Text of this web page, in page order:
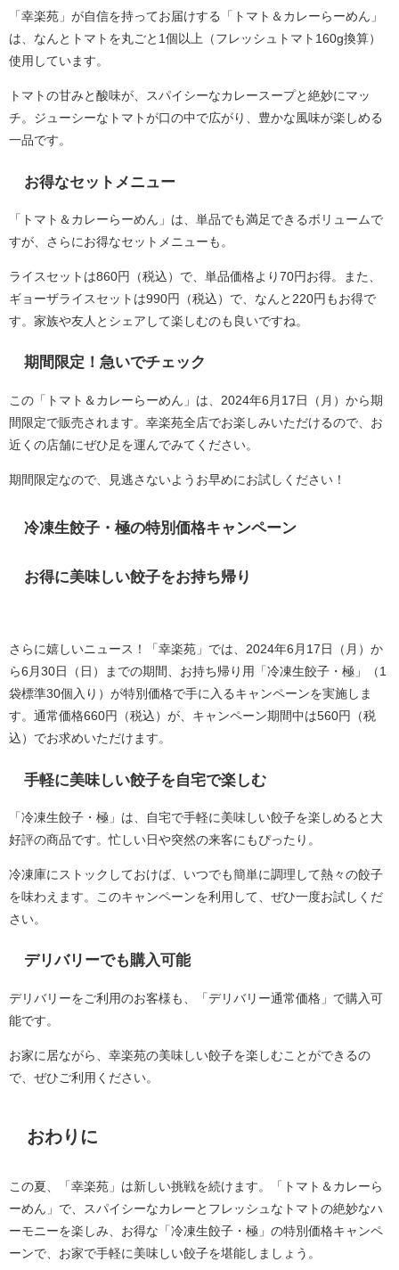
「幸楽苑」が自信を持ってお届けする「トマト＆カレーらーめん」
は、なんとトマトを丸ごと1個以上（フレッシュトマト160g換算）
使用しています。
トマトの甘みと酸味が、スパイシーなカレースープと絶妙にマッ
チ。ジューシーなトマトが口の中で広がり、豊かな風味が楽しめる
一品です。
お得なセットメニュー
「トマト＆カレーらーめん」は、単品でも満足できるボリュームで
すが、さらにお得なセットメニューも。
ライスセットは860円（税込）で、単品価格より70円お得。また、
ギョーザライスセットは990円（税込）で、なんと220円もお得で
す。家族や友人とシェアして楽しむのも良いですね。
期間限定！急いでチェック
この「トマト＆カレーらーめん」は、2024年6月17日（月）から期
間限定で販売されます。幸楽苑全店でお楽しみいただけるので、お
近くの店舗にぜひ足を運んでみてください。
期間限定なので、見逃さないようお早めにお試しください！
冷凍生餃子・極の特別価格キャンペーン
お得に美味しい餃子をお持ち帰り
さらに嬉しいニュース！「幸楽苑」では、2024年6月17日（月）か
ら6月30日（日）までの期間、お持ち帰り用「冷凍生餃子・極」（1
袋標準30個入り）が特別価格で手に入るキャンペーンを実施しま
す。通常価格660円（税込）が、キャンペーン期間中は560円（税
込）でお求めいただけます。
手軽に美味しい餃子を自宅で楽しむ
「冷凍生餃子・極」は、自宅で手軽に美味しい餃子を楽しめると大
好評の商品です。忙しい日や突然の来客にもぴったり。
冷凍庫にストックしておけば、いつでも簡単に調理して熱々の餃子
を味わえます。このキャンペーンを利用して、ぜひ一度お試しくだ
さい。
デリバリーでも購入可能
デリバリーをご利用のお客様も、「デリバリー通常価格」で購入可
能です。
お家に居ながら、幸楽苑の美味しい餃子を楽しむことができるの
で、ぜひご利用ください。
おわりに
この夏、「幸楽苑」は新しい挑戦を続けます。「トマト＆カレーら
ーめん」で、スパイシーなカレーとフレッシュなトマトの絶妙なハ
ーモニーを楽しみ、お得な「冷凍生餃子・極」の特別価格キャンペ
ーンで、お家で手軽に美味しい餃子を堪能しましょう。